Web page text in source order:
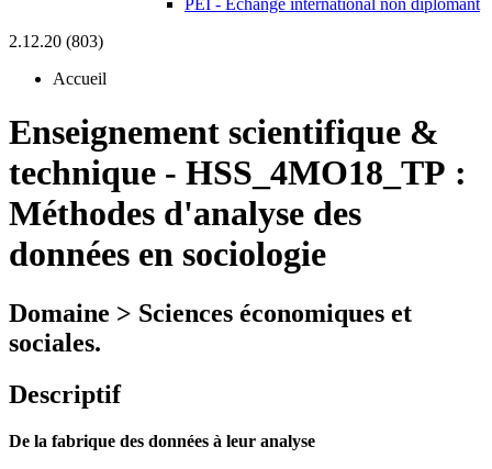
PEI - Echange international non diplomant
2.12.20 (803)
Accueil
Enseignement scientifique &
technique - HSS_4MO18_TP :
Méthodes d'analyse des
données en sociologie
Domaine > Sciences économiques et
sociales.
Descriptif
De la fabrique des données à leur analyse